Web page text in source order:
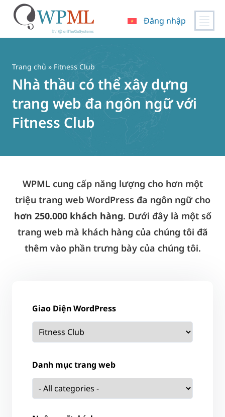
Đăng nhập
Trang chủ » Fitness Club
Nhà thầu có thể xây dựng
trang web đa ngôn ngữ với
Fitness Club
WPML cung cấp năng lượng cho hơn một
triệu trang web WordPress đa ngôn ngữ cho
hơn 250.000 khách hàng. Dưới đây là một số
trang web mà khách hàng của chúng tôi đã
thêm vào phần trưng bày của chúng tôi.
Giao Diện WordPress
Danh mục trang web